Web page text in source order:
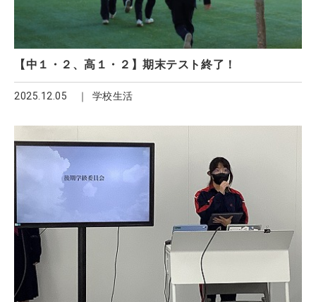
【中１・２、高１・２】期末テスト終了！
2025.12.05 学校生活